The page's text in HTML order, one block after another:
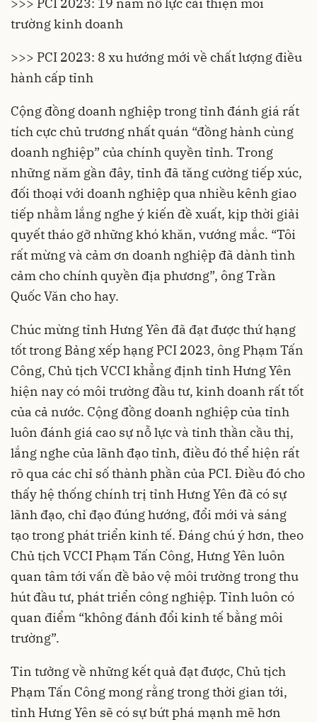
>>> PCI 2023: 19 năm nỗ lực cải thiện môi
trường kinh doanh
>>> PCI 2023: 8 xu hướng mới về chất lượng điều
hành cấp tỉnh
Cộng đồng doanh nghiệp trong tỉnh đánh giá rất
tích cực chủ trương nhất quán “đồng hành cùng
doanh nghiệp” của chính quyền tỉnh. Trong
những năm gần đây, tỉnh đã tăng cường tiếp xúc,
đối thoại với doanh nghiệp qua nhiều kênh giao
tiếp nhằm lắng nghe ý kiến đề xuất, kịp thời giải
quyết tháo gỡ những khó khăn, vướng mắc. “Tôi
rất mừng và cảm ơn doanh nghiệp đã dành tình
cảm cho chính quyền địa phương”, ông Trần
Quốc Văn cho hay.
Chúc mừng tỉnh Hưng Yên đã đạt được thứ hạng
tốt trong Bảng xếp hạng PCI 2023, ông Phạm Tấn
Công, Chủ tịch VCCI khẳng định tỉnh Hưng Yên
hiện nay có môi trường đầu tư, kinh doanh rất tốt
của cả nước. Cộng đồng doanh nghiệp của tỉnh
luôn đánh giá cao sự nỗ lực và tinh thần cầu thị,
lắng nghe của lãnh đạo tỉnh, điều đó thể hiện rất
rõ qua các chỉ số thành phần của PCI. Điều đó cho
thấy hệ thống chính trị tỉnh Hưng Yên đã có sự
lãnh đạo, chỉ đạo đúng hướng, đổi mới và sáng
tạo trong phát triển kinh tế. Đáng chú ý hơn, theo
Chủ tịch VCCI Phạm Tấn Công, Hưng Yên luôn
quan tâm tới vấn đề bảo vệ môi trường trong thu
hút đầu tư, phát triển công nghiệp. Tỉnh luôn có
quan điểm “không đánh đổi kinh tế bằng môi
trường”.
Tin tưởng về những kết quả đạt được, Chủ tịch
Phạm Tấn Công mong rằng trong thời gian tới,
tỉnh Hưng Yên sẽ có sự bứt phá mạnh mẽ hơn